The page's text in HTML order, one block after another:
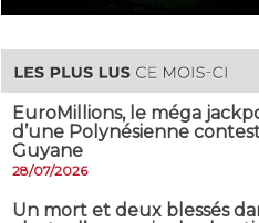
EuroMillions, ​le méga
d’une Polynésienne
Guyane
28/07/2026
​Un mort et deux blessés